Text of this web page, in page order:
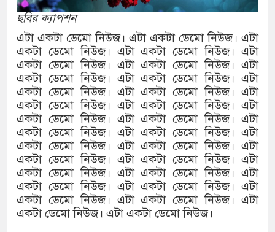
ছবির ক্যাপশন
এটা একটা ডেমো নিউজ। এটা একটা ডেমো নিউজ। এটা
একটা ডেমো নিউজ। এটা একটা ডেমো নিউজ। এটা
একটা ডেমো নিউজ। এটা একটা ডেমো নিউজ। এটা
একটা ডেমো নিউজ। এটা একটা ডেমো নিউজ। এটা
একটা ডেমো নিউজ। এটা একটা ডেমো নিউজ। এটা
একটা ডেমো নিউজ। এটা একটা ডেমো নিউজ। এটা
একটা ডেমো নিউজ। এটা একটা ডেমো নিউজ। এটা
একটা ডেমো নিউজ। এটা একটা ডেমো নিউজ। এটা
একটা ডেমো নিউজ। এটা একটা ডেমো নিউজ। এটা
একটা ডেমো নিউজ। এটা একটা ডেমো নিউজ। এটা
একটা ডেমো নিউজ। এটা একটা ডেমো নিউজ। এটা
একটা ডেমো নিউজ। এটা একটা ডেমো নিউজ। এটা
একটা ডেমো নিউজ। এটা একটা ডেমো নিউজ। এটা
একটা ডেমো নিউজ। এটা একটা ডেমো নিউজ।